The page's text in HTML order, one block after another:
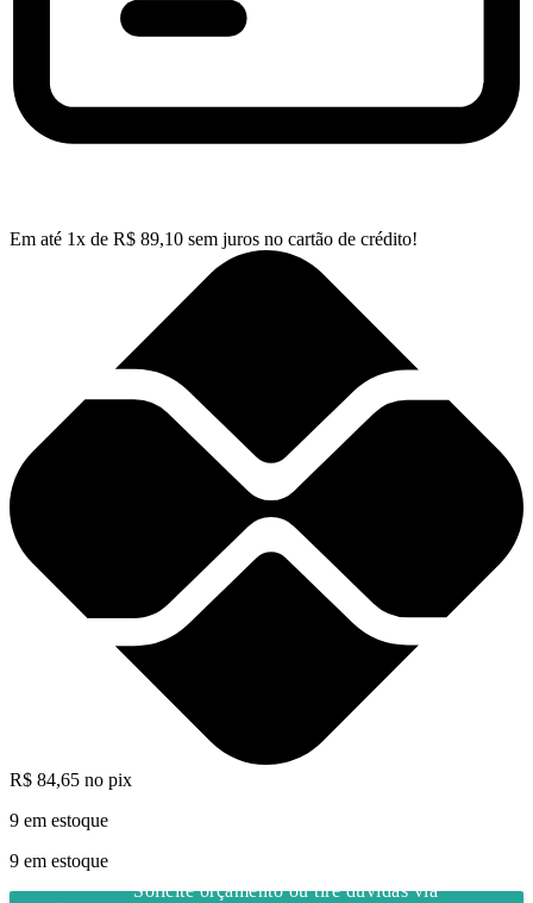
Em até 1x de R$ 89,10 sem juros no cartão de crédito!
R$ 84,65 no pix
9 em estoque
9 em estoque
Solicite orçamento ou tire dúvidas via